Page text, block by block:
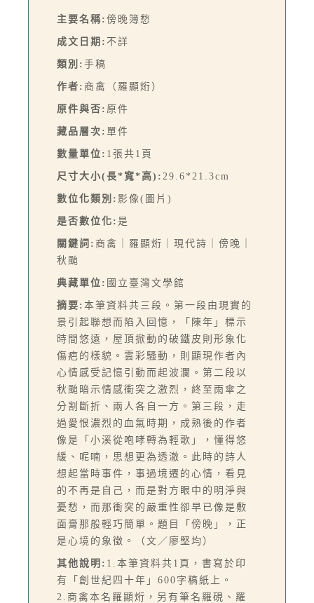
主要名稱: 傍晚簿愁
成文日期: 不詳
類別: 手稿
作者: 商禽（羅顯烆）
原件與否: 原件
藏品層次: 單件
數量單位: 1張共1頁
尺寸大小(長*寬*高): 29.6*21.3cm
數位化類別: 影像(圖片)
是否數位化: 是
關鍵詞: 商禽｜羅顯烆｜現代詩｜傍晚｜
秋颱
典藏單位: 國立臺灣文學館
摘要: 本筆資料共三段。第一段由現實的
景引起聯想而陷入回憶，「陳年」標示
時間悠遠，屋頂掀動的破鐵皮則形象化
傷疤的樣貌。雲彩騷動，則顯現作者內
心情感受記憶引動而起波瀾。第二段以
秋颱暗示情感衝突之激烈，終至雨傘之
分割斷折、兩人各自一方。第三段，走
過愛恨濃烈的血氣時期，成熟後的作者
像是「小溪從咆哮轉為輕歌」，懂得悠
緩、呢喃，思想更為透澈。此時的詩人
想起當時事件，事過境遷的心情，看見
的不再是自己，而是對方眼中的明淨與
憂愁，而那衝突的嚴重性卻早已像是敷
面膏那般輕巧簡單。題目「傍晚」，正
是心境的象徵。（文／廖堅均）
其他說明: 1.本筆資料共1頁，書寫於印
有「創世紀四十年」600字稿紙上。
2.商禽本名羅顯烆，另有筆名羅硯、羅